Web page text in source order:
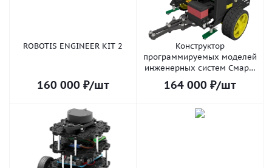
ROBOTIS ENGINEER KIT 2
160 000 ₽/шт
Конструктор
программируемых моделей
инженерных систем Смарт-
системы
164 000 ₽/шт